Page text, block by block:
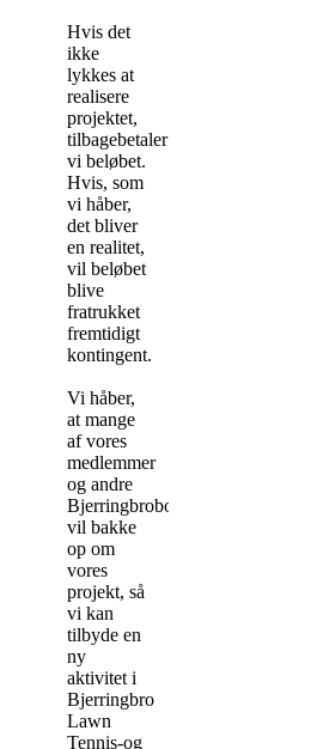
Hvis det
ikke
lykkes at
realisere
projektet,
tilbagebetaler
vi beløbet.
Hvis, som
vi håber,
det bliver
en realitet,
vil beløbet
blive
fratrukket
fremtidigt
kontingent.
Vi håber,
at mange
af vores
medlemmer
og andre
Bjerringbroborgere
vil bakke
op om
vores
projekt, så
vi kan
tilbyde en
ny
aktivitet i
Bjerringbro
Lawn
Tennis-og